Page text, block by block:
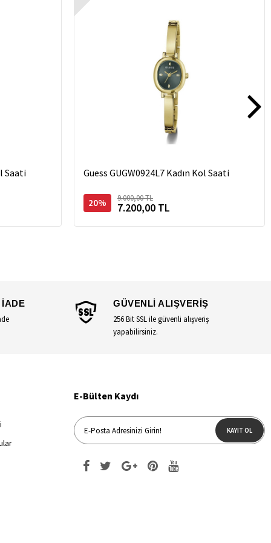
Saati Guess GUGW0924L7 Kadın Kol Saati
20% 9.000,00 TL
7.200,00 TL
GÜVENLİ ALIŞVERİŞ
256 Bit SSL ile güvenli alışveriş
yapabilirsiniz.
E-Bülten Kaydı
KAYIT OL